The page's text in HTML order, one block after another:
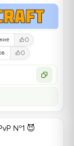
0
0
№1 😈